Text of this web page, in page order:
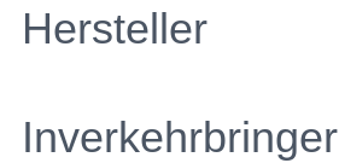
Hersteller
Inverkehrbringer